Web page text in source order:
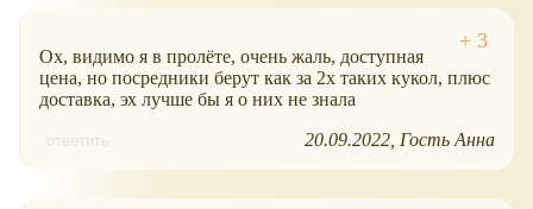
Ох, видимо я в пролёте, очень жаль, доступная
цена, но посредники берут как за 2х таких кукол, плюс
доставка, эх лучше бы я о них не знала
ответить 20.09.2022 Гость Анна